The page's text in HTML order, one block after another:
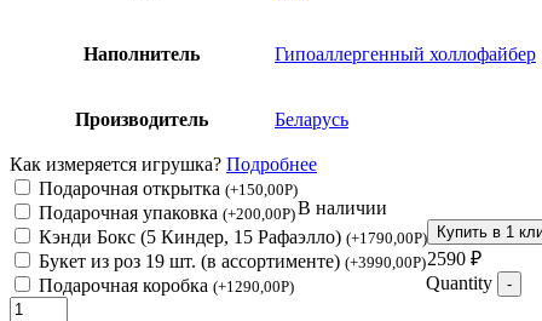
Наполнитель Гипоаллергенный холлофайбер
Производитель Беларусь
Как измеряется игрушка? Подробнее
Подарочная открытка (+150,00Р)
Подарочная упаковка (+200,00Р)
Кэнди Бокс (5 Киндер, 15 Рафаэлло) (+1790,00Р)
Букет из роз 19 шт. (в ассортименте) (+3990,00Р)
Подарочная коробка (+1290,00Р)
В наличии
Купить в 1
2590 ₽
Quantity
-